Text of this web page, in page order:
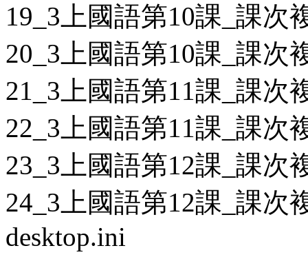
19_3上國語第10課_課次
20_3上國語第10課_課次
21_3上國語第11課_課次
22_3上國語第11課_課次
23_3上國語第12課_課次
24_3上國語第12課_課次
desktop.ini